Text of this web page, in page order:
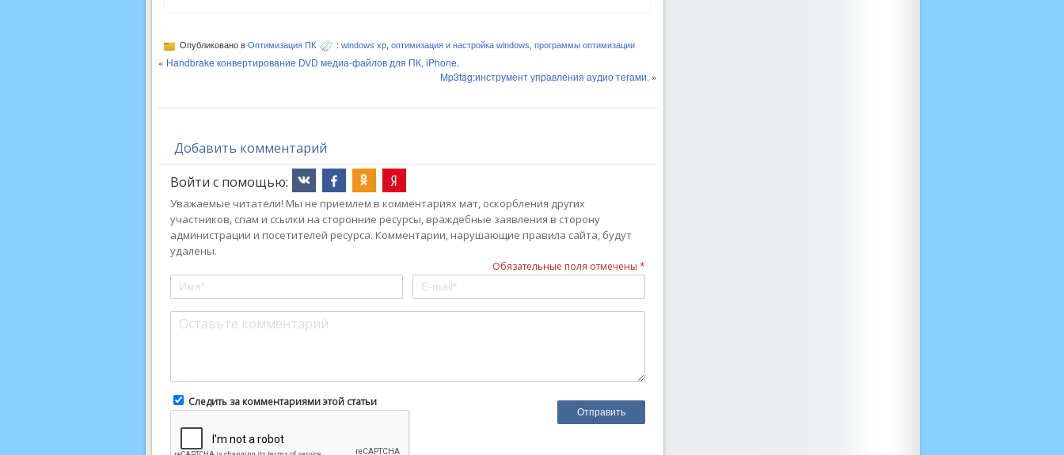
Опубликовано в Оптимизация ПК : windows xp, оптимизация и настройка windows программы оптимизации
« Handbrake конвертирование DVD медиа-файлов для ПК, iPhone.
Mp3tag:инструмент управления аудио тегами. »
Добавить комментарий
Войти с помощью:
Уважаемые читатели! Мы не приемлем в комментариях мат, оскорбления других
участников, спам и ссылки на сторонние ресурсы, враждебные заявления в сторону
администрации и посетителей ресурса. Комментарии, нарушающие правила сайта, будут
удалены.
Обязательные поля отмечены *
Следить за комментариями этой статьи